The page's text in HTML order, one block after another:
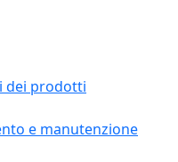
dei prodotti
e manutenzione